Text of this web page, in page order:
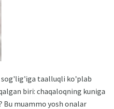
sog'lig'iga taalluqli ko'plab
biri: chaqaloqning kuniga
Bu muammo yosh onalar